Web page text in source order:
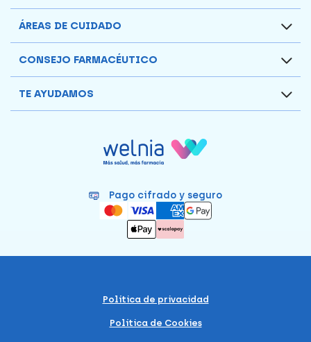
Pago cifrado y seguro
ÁREAS DE CUIDADO
CONSEJO FARMACÉUTICO
TE AYUDAMOS
Política de privacidad
Política de Cookies